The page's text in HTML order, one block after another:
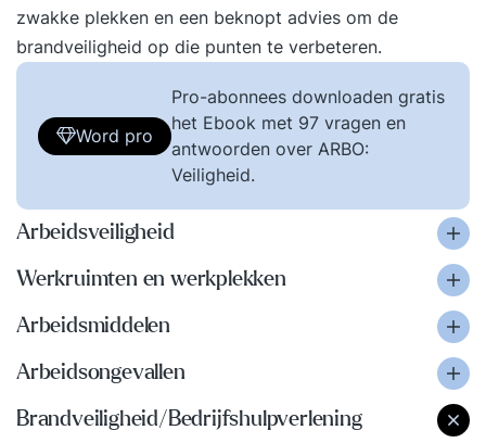
zwakke plekken en een beknopt advies om de
brandveiligheid op die punten te verbeteren.
Word pro
Pro-abonnees downloaden gratis
het Ebook met 97 vragen en
antwoorden over ARBO:
Veiligheid.
Arbeidsveiligheid
Werkruimten en werkplekken
Arbeidsmiddelen
Arbeidsongevallen
Brandveiligheid/Bedrijfshulpverlening